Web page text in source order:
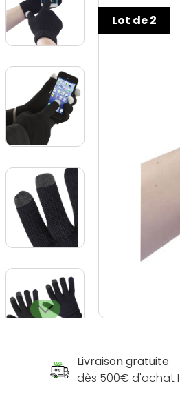
Lot de 2
Livraison gratuite
dès 500€ d'achat